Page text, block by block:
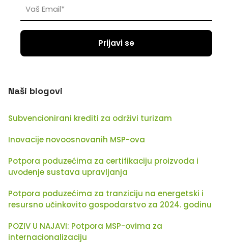
Naši blogovi
Subvencionirani krediti za održivi turizam
Inovacije novoosnovanih MSP-ova
Potpora poduzećima za certifikaciju proizvoda i
uvođenje sustava upravljanja
Potpora poduzećima za tranziciju na energetski i
resursno učinkovito gospodarstvo za 2024. godinu
POZIV U NAJAVI: Potpora MSP-ovima za
internacionalizaciju